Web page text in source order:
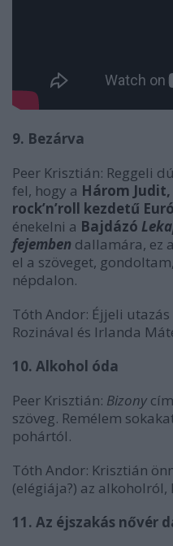
9. Bezárva
Peer Krisztián: Reggeli
fel, hogy a Három Judit,
rock’n’roll kezdetű
énekelni a Bajdázó
fejemben dallamára, ez
el a szöveget,
népdalon.
Tóth Andor: Éjjeli
Rozinával és Irlanda
10. Alkohol óda
Peer Krisztián: Bizony
szöveg. Remélem
pohártól.
Tóth Andor: Krisztián
(elégiája?) az
11. Az éjszakás nővér